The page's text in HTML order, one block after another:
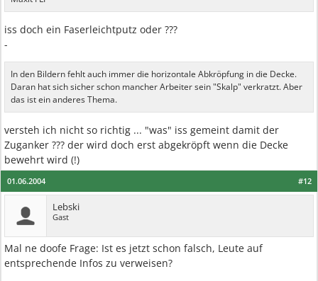
iss doch ein Faserleichtputz oder ???
-
In den Bildern fehlt auch immer die horizontale Abkröpfung in die Decke.
Daran hat sich sicher schon mancher Arbeiter sein "Skalp" verkratzt. Aber
das ist ein anderes Thema.
versteh ich nicht so richtig ... "was" iss gemeint damit der
Zuganker ??? der wird doch erst abgekröpft wenn die Decke
bewehrt wird (!)
#12
01.06.2004
Lebski
Gast
Mal ne doofe Frage: Ist es jetzt schon falsch, Leute auf
entsprechende Infos zu verweisen?